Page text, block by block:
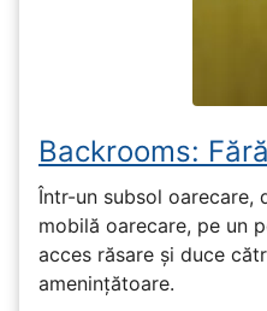
Backrooms:
Într-un subsol oarecare,
mobilă oarecare, pe un
acces răsare și duce
amenințătoare.